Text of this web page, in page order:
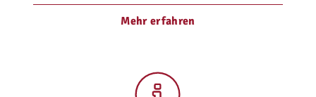
Mehr erfahren